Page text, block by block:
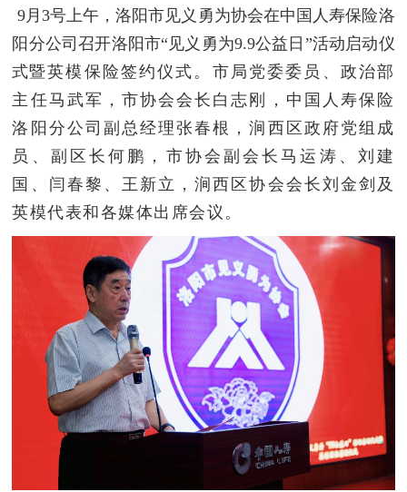
9月3号上午，洛阳市见义勇为协会在中国人寿保险洛
阳分公司召开洛阳市“见义勇为9.9公益日”活动启动仪
式暨英模保险签约仪式。市局党委委员、政治部
主任马武军，市协会会长白志刚，中国人寿保险
洛阳分公司副总经理张春根，涧西区政府党组成
员、副区长何鹏，市协会副会长马运涛、刘建
国、闫春黎、王新立，涧西区协会会长刘金剑及
英模代表和各媒体出席会议。